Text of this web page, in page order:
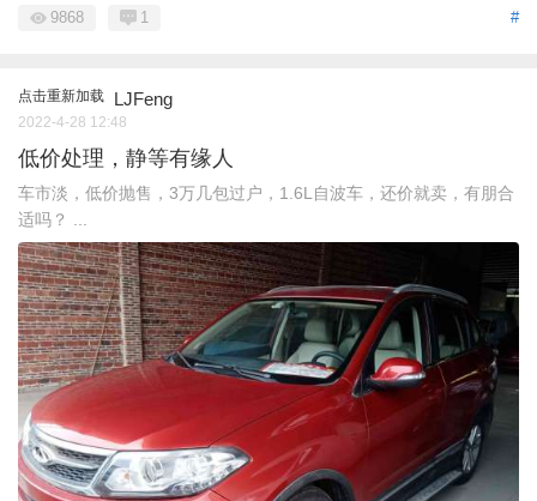
#
9868 1
点击重新加载 LJFeng
2022-4-28 12:48
低价处理，静等有缘人
车市淡，低价抛售，3万几包过户，1.6L自波车，还价就卖，有朋合
适吗？ ...